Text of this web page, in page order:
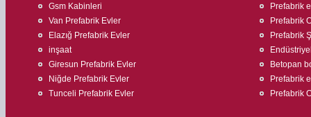
Gsm Kabinleri
Van Prefabrik Evler
Elazığ Prefabrik Evler
inşaat
Giresun Prefabrik Evler
Niğde Prefabrik Evler
Tunceli Prefabrik Evler
Prefabrik
Prefabrik
Prefabrik
Betopan
Prefabrik
Prefabrik